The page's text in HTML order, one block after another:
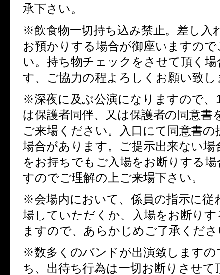
承下さい。
※飲食物一切持ち込み禁止。差し入
お預かりする場合が御座いますので
い。持ち物チェックをさせて頂く
す、ご協力の程よろしくお願い致し
※深夜に及ぶ公演になりますので、
は保護者同伴、又は保護者の同意書
ご来場ください。入口にて同意書の
場合があります。ご提示出来ない場
をお持ちでもご入場をお断りする
すのでご理解の上ご来場下さい。
※会場内において、係員の指示に従
場していただくか、入場をお断り
ますので、あらかじめご了承くだ
※数多くのバンドが出演致しますの
ち、出待ち行為は一切お断りさせて